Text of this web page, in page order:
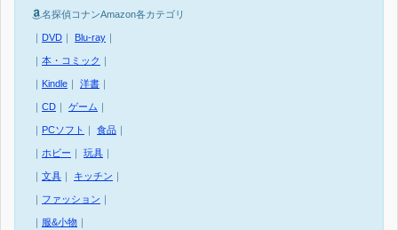
名探偵コナンAmazon各カテゴリ
｜ DVD ｜ Blu-ray ｜
｜ 本・コミック ｜
｜ Kindle ｜ 洋書 ｜
｜ CD ｜ ゲーム ｜
｜ PCソフト ｜ 食品 ｜
｜ ホビー ｜ 玩具 ｜
｜ 文具 ｜ キッチン ｜
｜ ファッション ｜
｜ 服&小物 ｜